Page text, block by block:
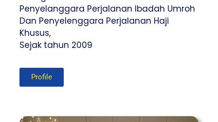
Penyelanggara Perjalanan Ibadah Umroh
Dan Penyelenggara Perjalanan Haji
Khusus,
Sejak tahun 2009
Profile